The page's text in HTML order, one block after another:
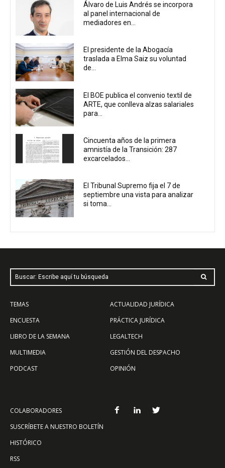
Álvaro de Luis Andrés se incorpora
al panel internacional de
mediadores en...
El presidente de la Abogacía
traslada a Elma Saiz su voluntad
de...
El BOE publica el convenio textil de
ARTE, que conlleva alzas salariales
para...
Cincuenta años de la primera
amnistía de la Transición: 287
excarcelados...
El Tribunal Supremo fija el 7 de
septiembre una vista para analizar
si toma...
Buscar: Escribe aquí tu búsqueda
TEMAS
ENCUESTA
LIBRO DE LA SEMANA
MULTIMEDIA
PODCAST
ACTUALIDAD JURÍDICA
PRÁCTICA JURÍDICA
LEGALTECH
GESTIÓN DEL DESPACHO
OPINIÓN
COLABORADORES
SUSCRÍBETE A NUESTRO BOLETÍN
HISTÓRICO
RSS